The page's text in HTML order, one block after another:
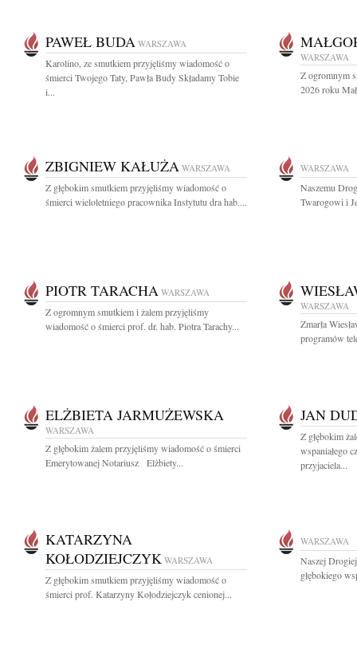
PAWEŁ BUDA WARSZAWA
Karolino, ze smutkiem przyjęliśmy wiadomość o
śmierci Twojego Taty, Pawła Budy Składamy Tobie
i...
WARSZAWA
Z ogromnym
2026 roku
ZBIGNIEW KAŁUŻA WARSZAWA
Z głębokim smutkiem przyjęliśmy wiadomość o
śmierci wieloletniego pracownika Instytutu dra hab....
WARSZAWA
Naszemu
Twarogowi i
PIOTR TARACHA WARSZAWA
Z ogromnym smutkiem i żalem przyjęliśmy
wiadomość o śmierci prof. dr. hab. Piotra Tarachy...
WARSZAWA
Zmarła
programów
ELŻBIETA JARMUŻEWSKA
WARSZAWA
Z głębokim żalem przyjęliśmy wiadomość o śmierci
Emerytowanej Notariusz Elżbiety...
JAN
Z głębokim
wspaniałego
przyjaciela...
KATARZYNA
KOŁODZIEJCZYK WARSZAWA
Z głębokim smutkiem przyjęliśmy wiadomość o
śmierci prof. Katarzyny Kołodziejczyk cenionej...
WARSZAWA
Naszej
głębokiego